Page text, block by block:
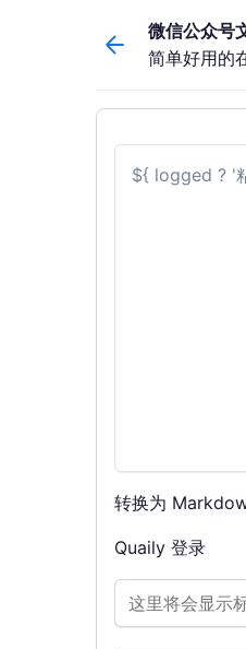
微信公众号
简单好用的
${ logged ? '
转换为
Quaily 登录